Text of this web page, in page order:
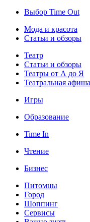
Выбор Time Out
Мода и красота
Статьи и обзоры
Театр
Статьи и обзоры
Театры от А до Я
Театральная афиша
Игры
Образование
Time In
Чтение
Бизнес
Питомцы
Город
Шоппинг
Сервисы